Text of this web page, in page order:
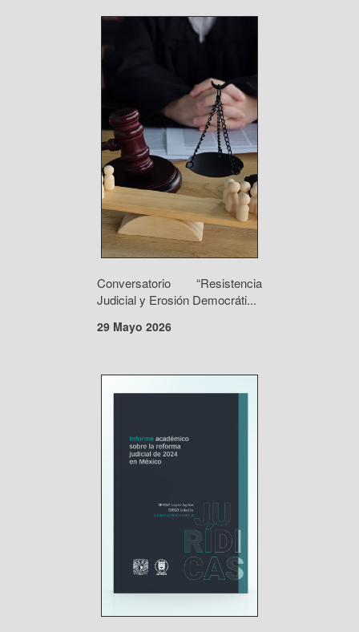
Conversatorio “Resistencia
Judicial y Erosión Democráti...
29 Mayo 2026